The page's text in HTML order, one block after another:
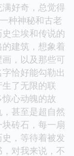
好奇，总觉得
种神秘和古老
尘埃和传说的
建筑，想象着
，以及那些可
恰好能勾勒出
了无限的联
心动魄的故
甚至是超自然
砖石，每一扇
，等待着被发
对我来说，不